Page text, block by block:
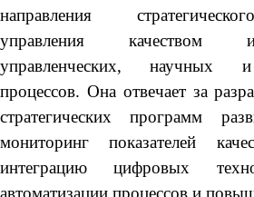
направления
управления качеством
управленческих, научных и
процессов. Она отвечает за
стратегических программ
мониторинг показателей
интеграцию цифровых
автоматизации процессов и